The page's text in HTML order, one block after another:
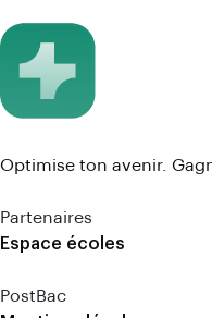
Optimise ton avenir.
Partenaires
Espace écoles
PostBac